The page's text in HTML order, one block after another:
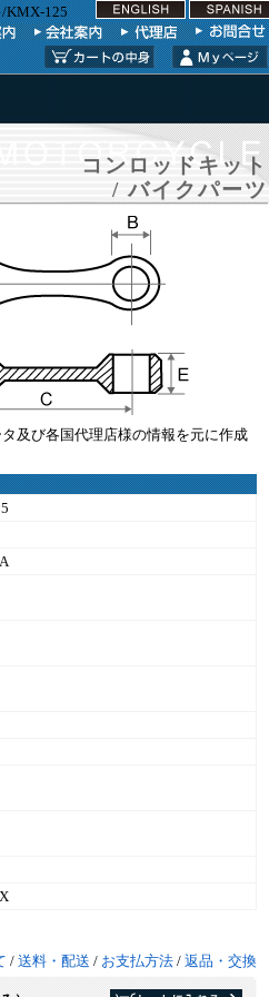
KMX-125
コンロッドキット
/ バイクパーツ
及び各国代理店様の情報を元に作成
/ 送料・配送 / お支払方法 / 返品・交換